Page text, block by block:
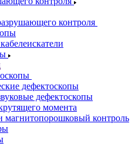
контроля
дефектоскопы
дефектоскопы
момента
контроль